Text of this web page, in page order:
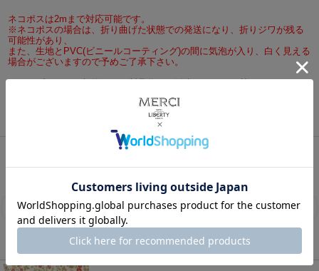
ネコポスは2mまで対応可能です。
※ネコポスの場合は、折り曲げた状態での発送になり、折りジワが残る
可能性があり、
また、生地とPVC(ビニールコーティング)の間に気泡が入り、白く見える
場合がございますので予めご了承下さい。
リバティ・ファブリックス、生地の通販メルシー >リバティ・ファブリックス生地一覧
LIBERTY FABRICS リバティプリント・国産つや消しラミネート(ビニールコーティング生地)＜
レビューを書く
この商品を見た人は、こちらの商品もチェックしています！